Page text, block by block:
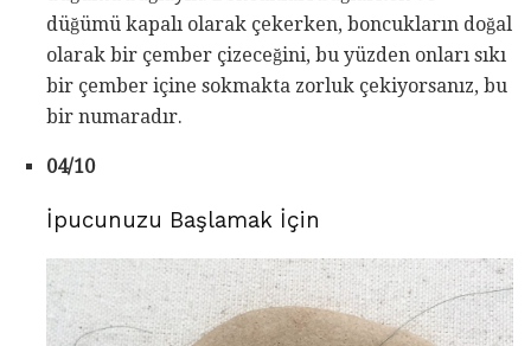
düğümü kapalı olarak çekerken, boncukların doğal
olarak bir çember çizeceğini, bu yüzden onları sıkı
bir çember içine sokmakta zorluk çekiyorsanız, bu
bir numaradır.
04/10
İpucunuzu Başlamak İçin